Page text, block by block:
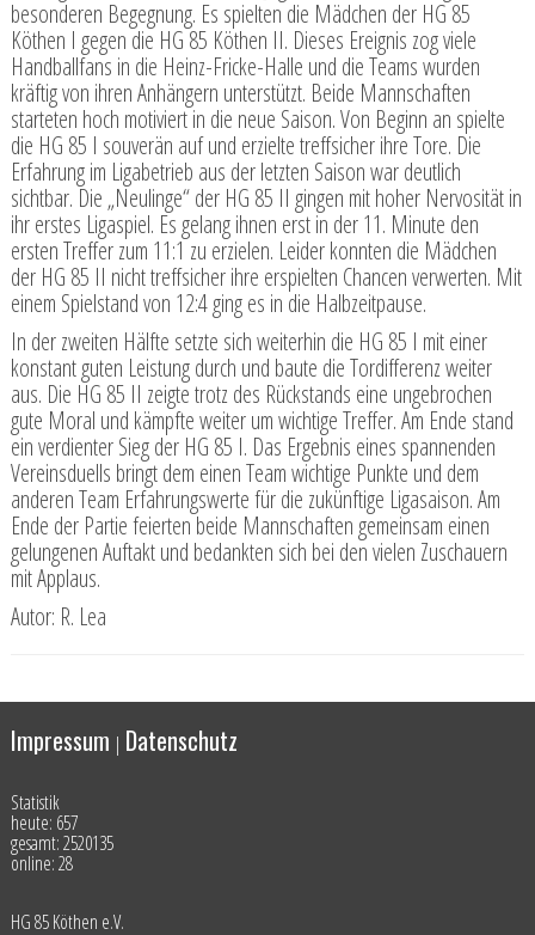
besonderen Begegnung. Es spielten die Mädchen der HG 85
Köthen I gegen die HG 85 Köthen II. Dieses Ereignis zog viele
Handballfans in die Heinz-Fricke-Halle und die Teams wurden
kräftig von ihren Anhängern unterstützt. Beide Mannschaften
starteten hoch motiviert in die neue Saison. Von Beginn an spielte
die HG 85 I souverän auf und erzielte treffsicher ihre Tore. Die
Erfahrung im Ligabetrieb aus der letzten Saison war deutlich
sichtbar. Die „Neulinge“ der HG 85 II gingen mit hoher Nervosität in
ihr erstes Ligaspiel. Es gelang ihnen erst in der 11. Minute den
ersten Treffer zum 11:1 zu erzielen. Leider konnten die Mädchen
der HG 85 II nicht treffsicher ihre erspielten Chancen verwerten. Mit
einem Spielstand von 12:4 ging es in die Halbzeitpause.
In der zweiten Hälfte setzte sich weiterhin die HG 85 I mit einer
konstant guten Leistung durch und baute die Tordifferenz weiter
aus. Die HG 85 II zeigte trotz des Rückstands eine ungebrochen
gute Moral und kämpfte weiter um wichtige Treffer. Am Ende stand
ein verdienter Sieg der HG 85 I. Das Ergebnis eines spannenden
Vereinsduells bringt dem einen Team wichtige Punkte und dem
anderen Team Erfahrungswerte für die zukünftige Ligasaison. Am
Ende der Partie feierten beide Mannschaften gemeinsam einen
gelungenen Auftakt und bedankten sich bei den vielen Zuschauern
mit Applaus.
Autor: R. Lea
Impressum | Datenschutz
Statistik
heute: 657
gesamt: 2520135
online: 28
HG 85 Köthen e.V.